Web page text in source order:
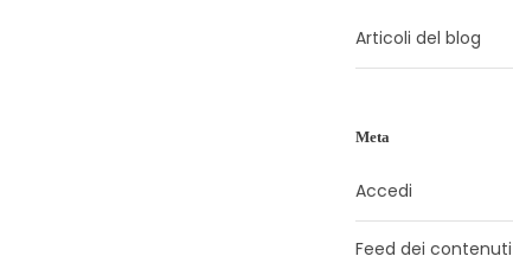
Articoli del blog
Meta
Accedi
Feed dei contenuti